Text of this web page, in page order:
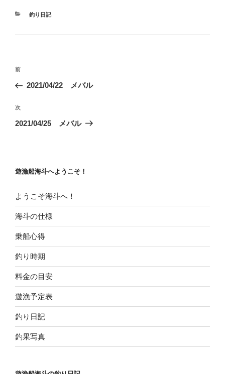
カ
釣り日記
投
ビ
ゲ
ン
前
の
稿
前
2021/04/22 メバル
次
の
次
2021/04/25 メバル
遊漁船海斗へようこそ！
ようこそ海斗へ！
海斗の仕様
乗船心得
釣り時期
料金の目安
遊漁予定表
釣り日記
釣果写真